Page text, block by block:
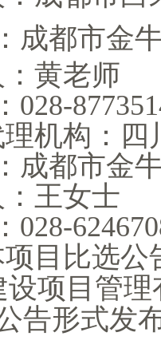
成都市金
黄老师
028-
机构： 四
成都市金
王女士
028-
目比选公
设项目管
告形式发